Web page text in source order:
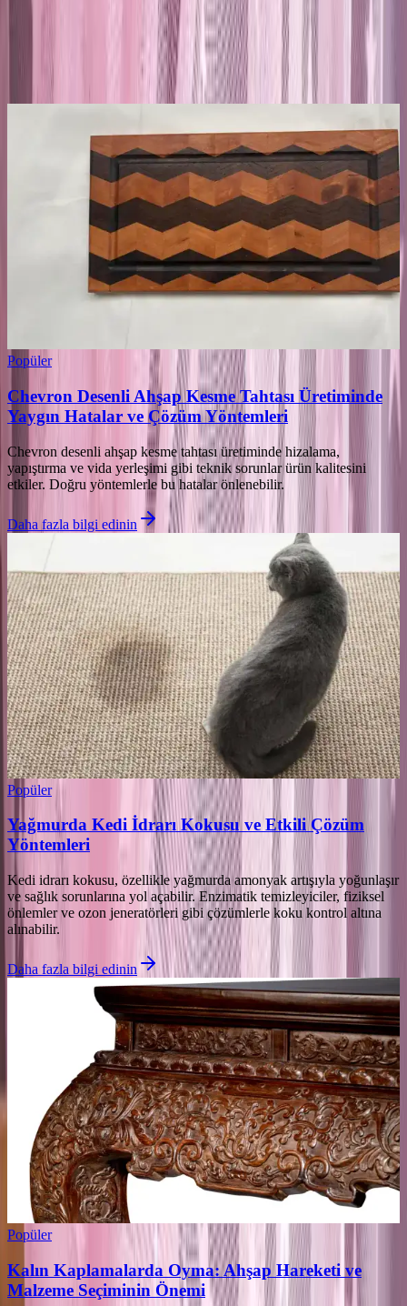
Ayın popüler yazıları
Popüler
Chevron Desenli Ahşap Kesme Tahtası Üretiminde
Yaygın Hatalar ve Çözüm Yöntemleri
Chevron desenli ahşap kesme tahtası üretiminde hizalama,
yapıştırma ve vida yerleşimi gibi teknik sorunlar ürün kalitesini
etkiler. Doğru yöntemlerle bu hatalar önlenebilir.
Daha fazla bilgi edinin
Popüler
Yağmurda Kedi İdrarı Kokusu ve Etkili Çözüm
Yöntemleri
Kedi idrarı kokusu, özellikle yağmurda amonyak artışıyla yoğunlaşır
ve sağlık sorunlarına yol açabilir. Enzimatik temizleyiciler, fiziksel
önlemler ve ozon jeneratörleri gibi çözümlerle koku kontrol altına
alınabilir.
Daha fazla bilgi edinin
Popüler
Kalın Kaplamalarda Oyma: Ahşap Hareketi ve
Malzeme Seçiminin Önemi